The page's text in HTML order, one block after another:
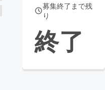
募集終了まで残
り
終了